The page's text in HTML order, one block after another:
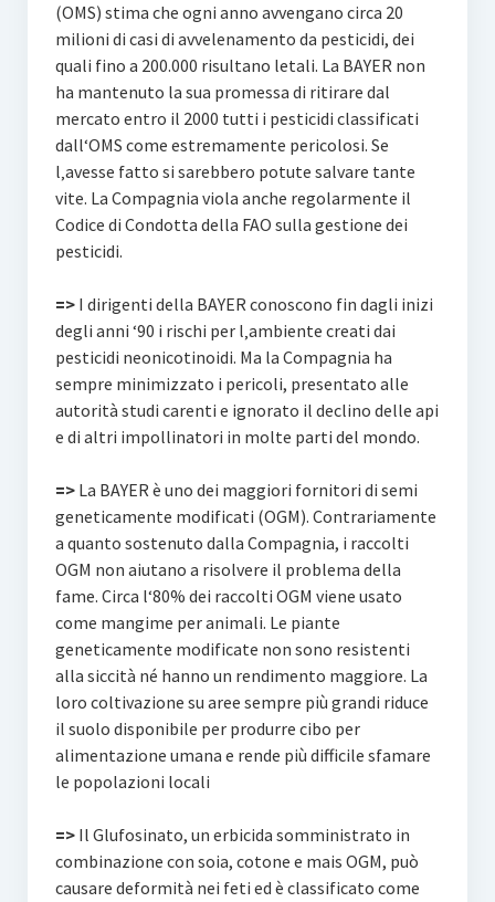
(OMS) stima che ogni anno avvengano circa 20
milioni di casi di avvelenamento da pesticidi, dei
quali fino a 200.000 risultano letali. La BAYER non
ha mantenuto la sua promessa di ritirare dal
mercato entro il 2000 tutti i pesticidi classificati
dall‘OMS come estremamente pericolosi. Se
l‚avesse fatto si sarebbero potute salvare tante
vite. La Compagnia viola anche regolarmente il
Codice di Condotta della FAO sulla gestione dei
pesticidi.
=>I dirigenti della BAYER conoscono fin dagli inizi
degli anni ‘90 i rischi per l‚ambiente creati dai
pesticidi neonicotinoidi. Ma la Compagnia ha
sempre minimizzato i pericoli, presentato alle
autorità studi carenti e ignorato il declino delle api
e di altri impollinatori in molte parti del mondo.
=>La BAYER è uno dei maggiori fornitori di semi
geneticamente modificati (OGM). Contrariamente
a quanto sostenuto dalla Compagnia, i raccolti
OGM non aiutano a risolvere il problema della
fame. Circa l‘80% dei raccolti OGM viene usato
come mangime per animali. Le piante
geneticamente modificate non sono resistenti
alla siccità né hanno un rendimento maggiore. La
loro coltivazione su aree sempre più grandi riduce
il suolo disponibile per produrre cibo per
alimentazione umana e rende più difficile sfamare
le popolazioni locali
=>Il Glufosinato, un erbicida somministrato in
combinazione con soia, cotone e mais OGM, può
causare deformità nei feti ed è classificato come